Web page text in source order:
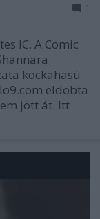
1
IC. A Comic
kockahasú
eldobta
jött át. Itt